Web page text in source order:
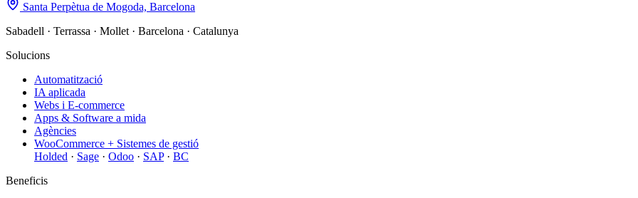
Santa Perpètua de Mogoda, Barcelona
Sabadell · Terrassa · Mollet · Barcelona · Catalunya
Solucions
Automatització
IA aplicada
Webs i E-commerce
Apps & Software a mida
Agències
WooCommerce + Sistemes de gestió
Holded · Sage · Odoo · SAP · BC
Beneficis